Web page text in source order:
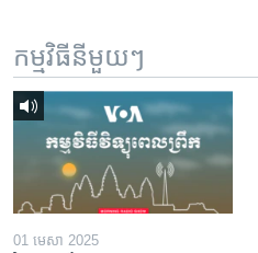
កម្មវិធី​នីមួយៗ
01 មេសា 2025